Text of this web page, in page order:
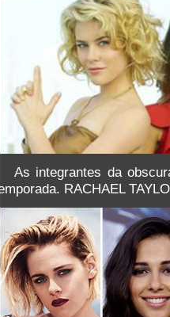
As integrantes da
RACHAEL